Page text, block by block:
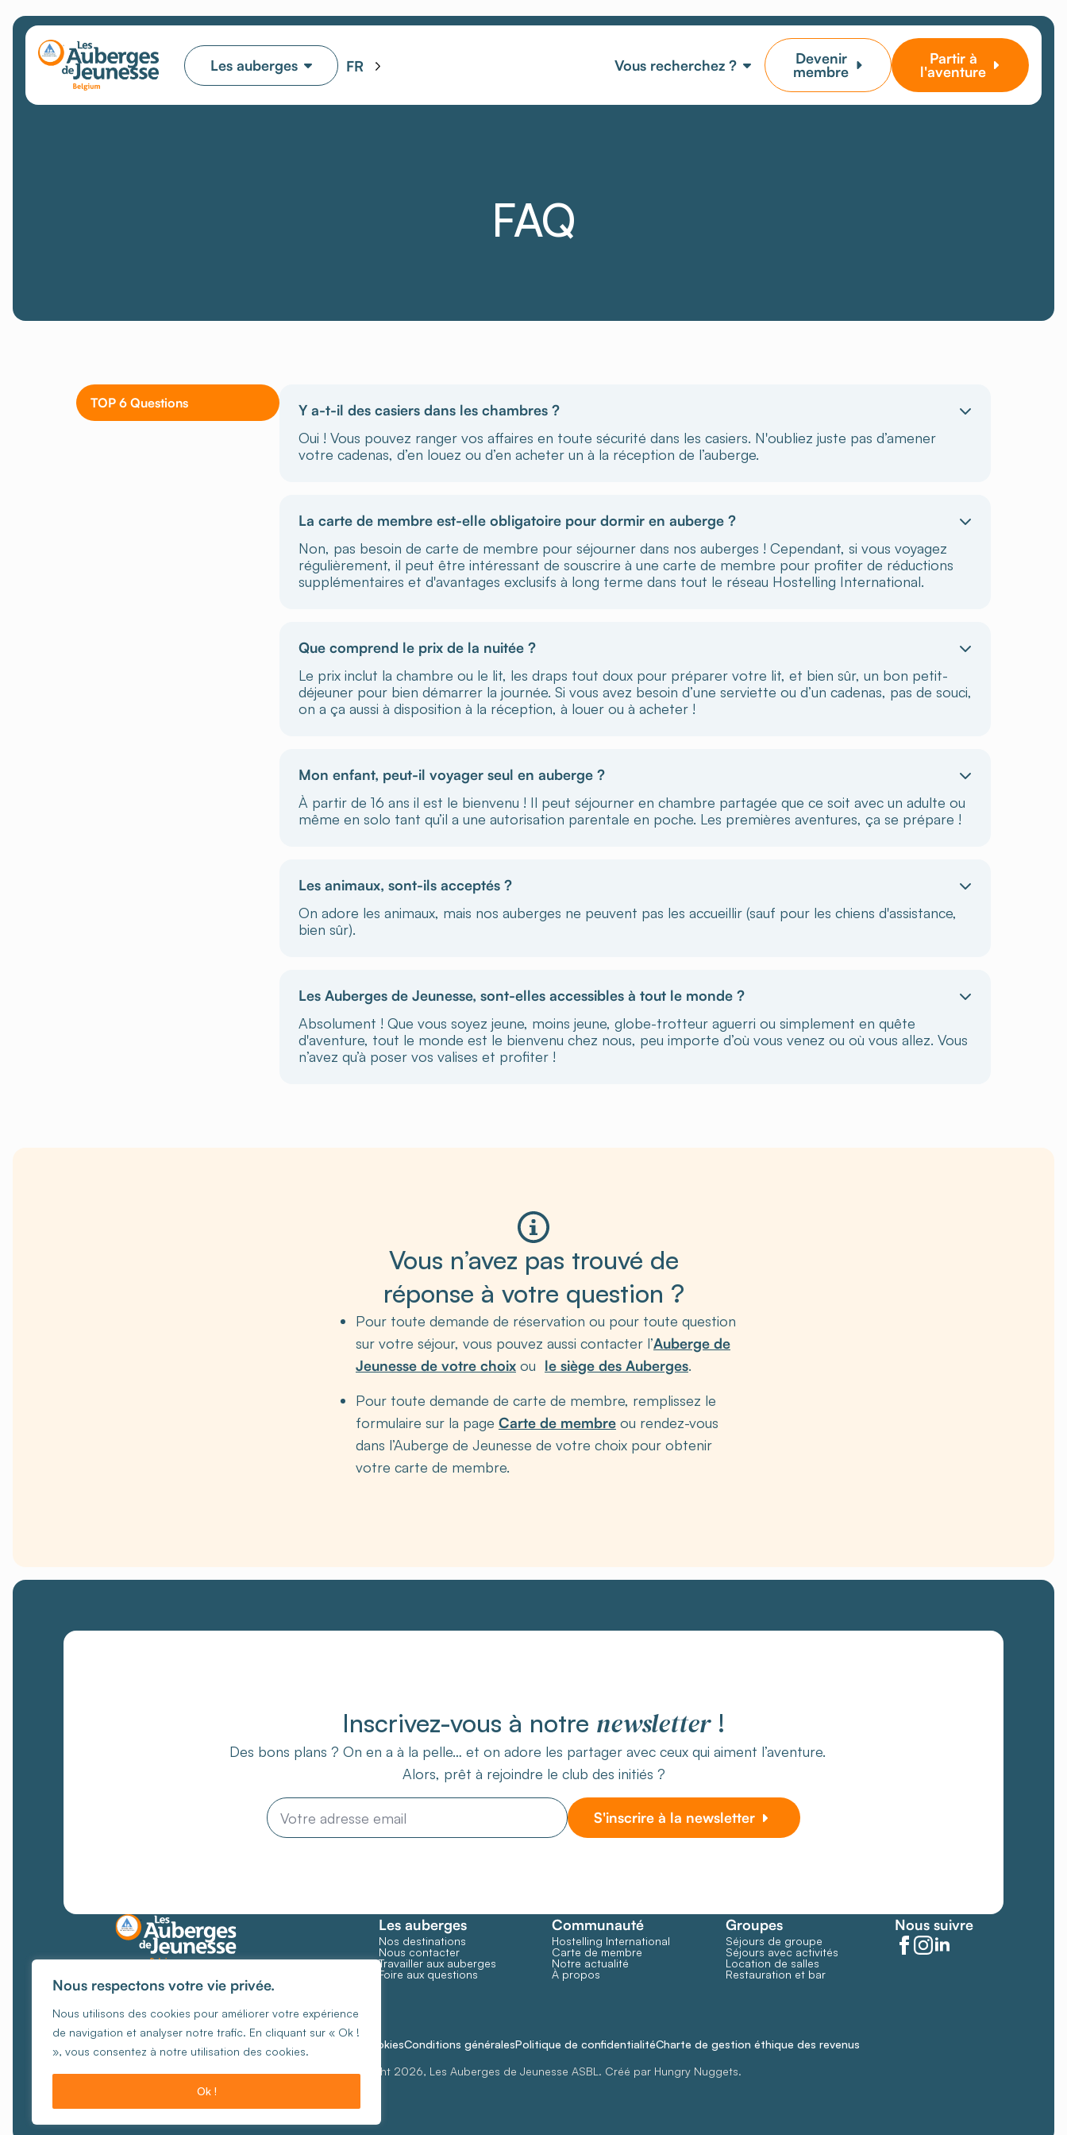
Les auberges FR Vous recherchez ? Devenir
membre
Partir à
l'aventure
FAQ
TOP 6 Questions
Y a-t-il des casiers dans les chambres ?
Oui ! Vous pouvez ranger vos affaires en toute sécurité dans les casiers. N'oubliez juste pas d’amener
votre cadenas, d’en louez ou d’en acheter un à la réception de l’auberge.
La carte de membre est-elle obligatoire pour dormir en auberge ?
Non, pas besoin de carte de membre pour séjourner dans nos auberges ! Cependant, si vous voyagez
régulièrement, il peut être intéressant de souscrire à une carte de membre pour profiter de réductions
supplémentaires et d'avantages exclusifs à long terme dans tout le réseau Hostelling International.
Que comprend le prix de la nuitée ?
Le prix inclut la chambre ou le lit, les draps tout doux pour préparer votre lit, et bien sûr, un bon petit-
déjeuner pour bien démarrer la journée. Si vous avez besoin d’une serviette ou d’un cadenas, pas de souci,
on a ça aussi à disposition à la réception, à louer ou à acheter !
Mon enfant, peut-il voyager seul en auberge ?
À partir de 16 ans il est le bienvenu ! Il peut séjourner en chambre partagée que ce soit avec un adulte ou
même en solo tant qu’il a une autorisation parentale en poche. Les premières aventures, ça se prépare !
Les animaux, sont-ils acceptés ?
On adore les animaux, mais nos auberges ne peuvent pas les accueillir (sauf pour les chiens d'assistance,
bien sûr).
Les Auberges de Jeunesse, sont-elles accessibles à tout le monde ?
Absolument ! Que vous soyez jeune, moins jeune, globe-trotteur aguerri ou simplement en quête
d'aventure, tout le monde est le bienvenu chez nous, peu importe d’où vous venez ou où vous allez. Vous
n’avez qu’à poser vos valises et profiter !
Vous n’avez pas trouvé de
réponse à votre question ?
Pour toute demande de réservation ou pour toute question
sur votre séjour, vous pouvez aussi contacter l’Auberge de
Jeunesse de votre choix ou le siège des Auberges.
Pour toute demande de carte de membre, remplissez le
formulaire sur la page Carte de membre ou rendez-vous
dans l’Auberge de Jeunesse de votre choix pour obtenir
votre carte de membre.
Inscrivez-vous à notre newsletter!
Des bons plans ? On en a à la pelle… et on adore les partager avec ceux qui aiment l’aventure.
Alors, prêt à rejoindre le club des initiés ?
Email
S'inscrire à la newsletter
Des lieux où chaque
rencontre crée des
souvenirsuniques
Les auberges
Nos destinations
Nous contacter
Travailler aux auberges
Foire aux questions
Communauté
Hostelling International
Carte de membre
Notre actualité
À propos
Groupes
Séjours de groupe
Séjours avec activités
Location de salles
Restauration et bar
Nous suivre
Politique de cookiesConditions généralesPolitique de confidentialitéCharte de gestion éthique des revenus
© Copyright 2026, Les Auberges de Jeunesse ASBL. Créé par Hungry Nuggets.
Nous respectons votre vie privée.
Nous utilisons des cookies pour améliorer votre expérience
de navigation et analyser notre trafic. En cliquant sur « Ok !
», vous consentez à notre utilisation des cookies.
Ok !